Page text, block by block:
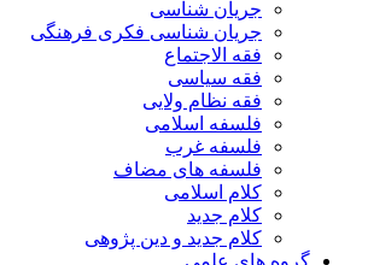
جریان شناسی
جریان شناسی فکری فرهنگی
فقه الاجتماع
فقه سیاسی
فقه نظام ولایی
فلسفه اسلامی
فلسفه غرب
فلسفه های مضاف
کلام اسلامی
کلام جدید
کلام جدید و دین پژوهی
گروه های علمی